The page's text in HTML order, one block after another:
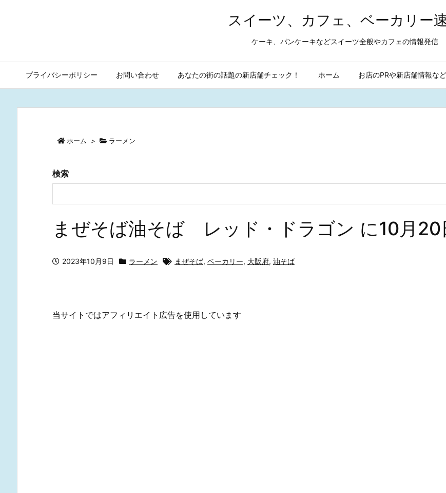
スイーツ、カフェ、ベーカリー
ケーキ、パンケーキなどスイーツ全般やカフェの情報発信
プライバシーポリシー お問い合わせ あなたの街の話題の新店舗チェック！ ホーム お店のPRや新店舗情報な
ホーム > ラーメン
検索
まぜそば油そば レッド・ドラゴン に10月20
2023年10月9日 ラーメン まぜそば, ベーカリー, 大阪府, 油そば
当サイトではアフィリエイト広告を使用しています